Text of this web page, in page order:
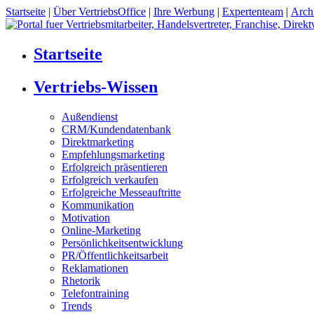
Startseite | Über VertriebsOffice | Ihre Werbung | Expertenteam |
Startseite
Vertriebs-Wissen
Außendienst
CRM/Kundendatenbank
Direktmarketing
Empfehlungsmarketing
Erfolgreich präsentieren
Erfolgreich verkaufen
Erfolgreiche Messeauftritte
Kommunikation
Motivation
Online-Marketing
Persönlichkeitsentwicklung
PR/Öffentlichkeitsarbeit
Reklamationen
Rhetorik
Telefontraining
Trends